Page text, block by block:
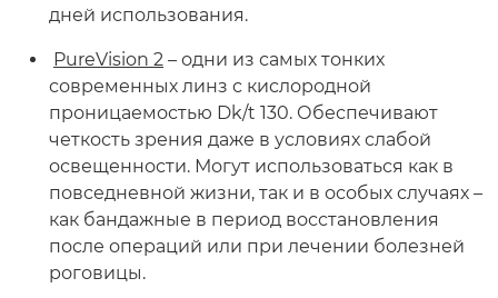
дней использования.
PureVision 2 – одни из самых тонких
современных линз с кислородной
проницаемостью Dk/t 130. Обеспечивают
четкость зрения даже в условиях слабой
освещенности. Могут использоваться как в
повседневной жизни, так и в особых случаях –
как бандажные в период восстановления
после операций или при лечении болезней
роговицы.